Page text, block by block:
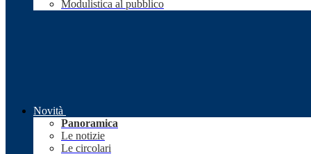
Modulistica al pubblico
Novità
Panoramica
Le notizie
Le circolari